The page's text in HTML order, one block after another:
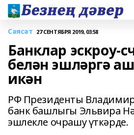
Сәясәт 27 СЕНТЯБРЯ 2019, 03:58
Банклар
белән эшләргә
икән
РФ Президенты
банк башлыгы Эльвира
эшлекле очрашу үткәрде.